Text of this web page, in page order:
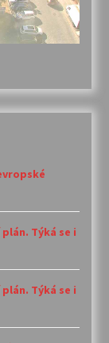
Týká se i
Týká se i